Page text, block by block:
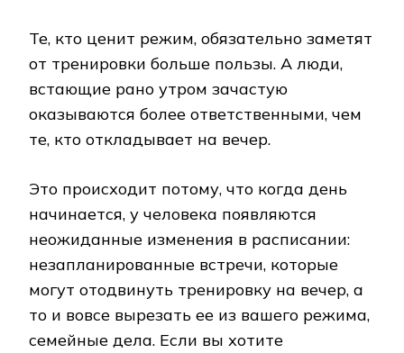
Те, кто ценит режим, обязательно заметят
от тренировки больше пользы. А люди,
встающие рано утром зачастую
оказываются более ответственными, чем
те, кто откладывает на вечер.
Это происходит потому, что когда день
начинается, у человека появляются
неожиданные изменения в расписании:
незапланированные встречи, которые
могут отодвинуть тренировку на вечер, а
то и вовсе вырезать ее из вашего режима,
семейные дела. Если вы хотите